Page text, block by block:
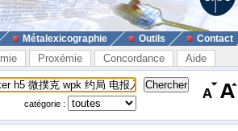
Métalexicographie Outils Contact
Proxémie Concordance Aide
catégorie :